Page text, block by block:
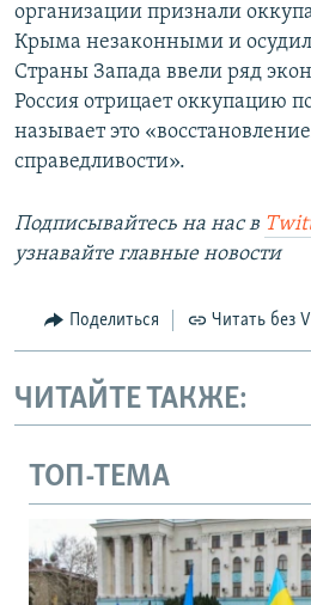
организации признали
Крыма незаконными и
Страны Запада ввели ряд
Россия отрицает оккупацию
называет это
справедливости».
Подписывайтесь на наc в
узнавайте главные новости
Поделиться Читать без
ЧИТАЙТЕ ТАКЖЕ:
ТОП-ТЕМА